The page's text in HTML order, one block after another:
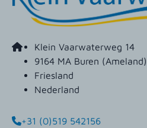
Klein Vaarwaterweg 14
9164 MA Buren (Ameland)
Friesland
Nederland
+31 (0)519 542156